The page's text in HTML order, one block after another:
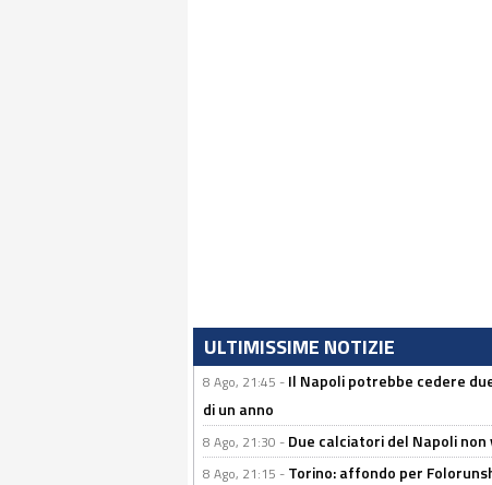
ULTIMISSIME NOTIZIE
8 Ago, 21:45 - Il Napoli potrebbe cedere
di un anno
8 Ago, 21:30 - Due calciatori del Napoli
8 Ago, 21:15 - Torino: affondo per